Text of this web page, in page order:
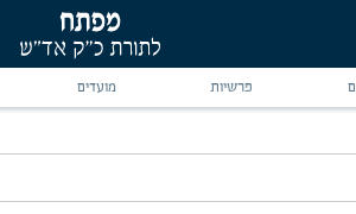
פרשיות מועדים